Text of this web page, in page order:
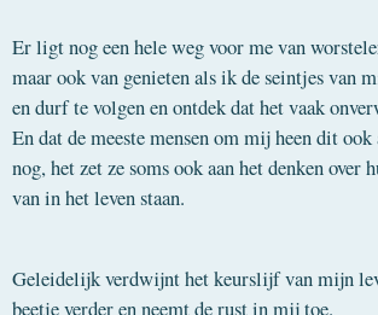
Er ligt nog een hele weg voor me van
maar ook van genieten als ik de seintjes van
en durf te volgen en ontdek dat het vaak
En dat de meeste mensen om mij heen dit
nog, het zet ze soms ook aan het denken over
van in het leven staan.
Geleidelijk verdwijnt het keurslijf van mijn
beetje verder en neemt de rust in mij toe.